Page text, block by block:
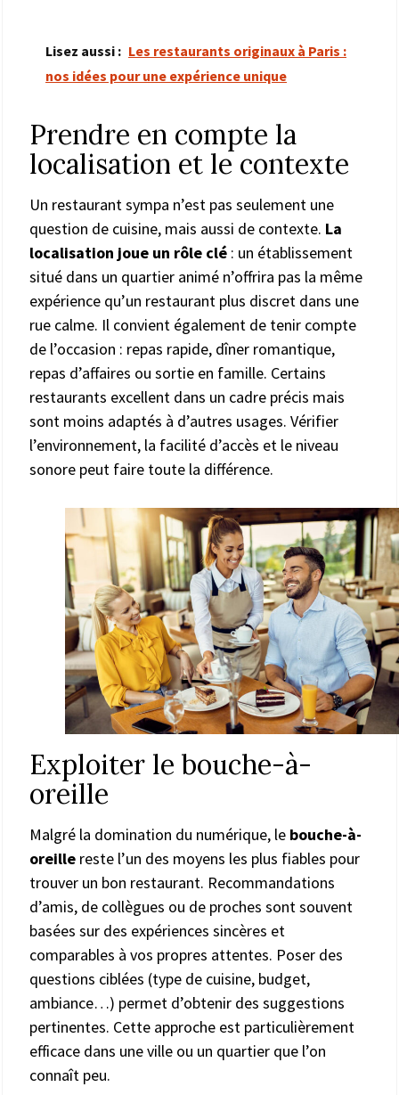
Lisez aussi : Les restaurants originaux à Paris :
nos idées pour une expérience unique
Prendre en compte la
localisation et le contexte
Un restaurant sympa n’est pas seulement une
question de cuisine, mais aussi de contexte. La
localisation joue un rôle clé : un établissement
situé dans un quartier animé n’offrira pas la même
expérience qu’un restaurant plus discret dans une
rue calme. Il convient également de tenir compte
de l’occasion : repas rapide, dîner romantique,
repas d’affaires ou sortie en famille. Certains
restaurants excellent dans un cadre précis mais
sont moins adaptés à d’autres usages. Vérifier
l’environnement, la facilité d’accès et le niveau
sonore peut faire toute la différence.
Exploiter le bouche-à-
oreille
Malgré la domination du numérique, le bouche-à-
oreille reste l’un des moyens les plus fiables pour
trouver un bon restaurant. Recommandations
d’amis, de collègues ou de proches sont souvent
basées sur des expériences sincères et
comparables à vos propres attentes. Poser des
questions ciblées (type de cuisine, budget,
ambiance…) permet d’obtenir des suggestions
pertinentes. Cette approche est particulièrement
efficace dans une ville ou un quartier que l’on
connaît peu.